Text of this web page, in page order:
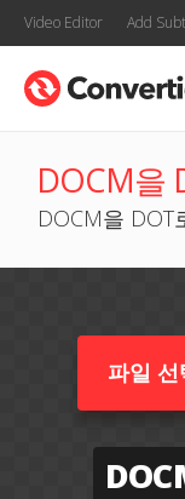
Video Editor Add
DOCM을
DOCM을
파일 선